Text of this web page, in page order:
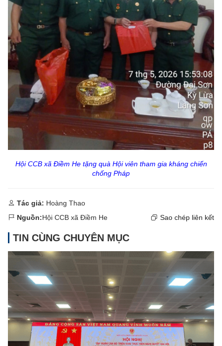
Hội CCB xã Điềm He tặng quà Hội viên tham gia kháng chiến
chống Pháp
Tác giả: Hoàng Thao
Nguồn:Hội CCB xã Điềm He Sao chép liên kết
TIN CÙNG CHUYÊN MỤC